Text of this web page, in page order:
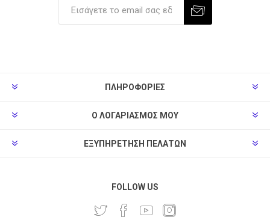
ΠΛΗΡΟΦΟΡΊΕΣ
Ο ΛΟΓΑΡΙΑΣΜΌΣ ΜΟΥ
ΕΞΥΠΗΡΈΤΗΣΗ ΠΕΛΑΤΏΝ
FOLLOW US